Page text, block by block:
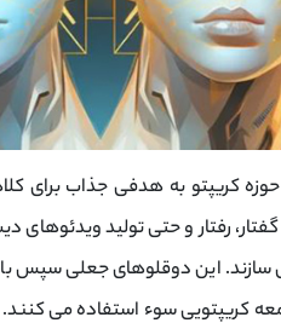
کریپتو به هدفی جذاب برای
رفتار و حتی تولید ویدئوهای
‌سازند. این دوقلوهای جعلی سپس با
کریپتویی سوء استفاده می